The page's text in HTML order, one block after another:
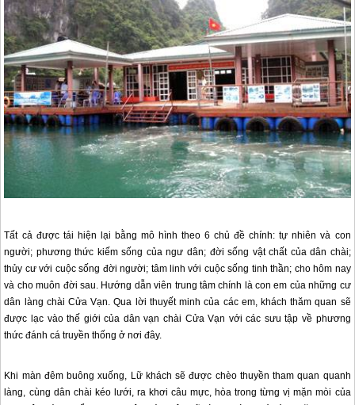
Tất cả được tái hiện lại bằng mô hình theo 6 chủ đề chính: tự nhiên và con
người; phương thức kiếm sống của ngư dân; đời sống vật chất của dân chài;
thủy cư với cuộc sống đời người; tâm linh với cuộc sống tinh thần; cho hôm nay
và cho muôn đời sau. Hướng dẫn viên trung tâm chính là con em của những cư
dân làng chài Cửa Vạn. Qua lời thuyết minh của các em, khách thăm quan sẽ
được lạc vào thế giới của dân vạn chài Cửa Vạn với các sưu tập về phương
thức đánh cá truyền thống ở nơi đây.
Khi màn đêm buông xuống, Lữ khách sẽ được chèo thuyền tham quan quanh
làng, cùng dân chài kéo lưới, ra khơi câu mực, hòa trong từng vị mặn mòi của